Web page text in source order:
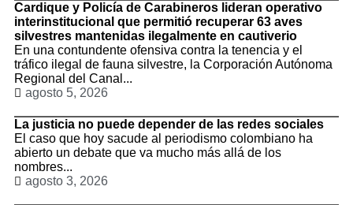
Cardique y Policía de Carabineros lideran operativo
interinstitucional que permitió recuperar 63 aves
silvestres mantenidas ilegalmente en cautiverio
En una contundente ofensiva contra la tenencia y el
tráfico ilegal de fauna silvestre, la Corporación Autónoma
Regional del Canal...
agosto 5, 2026
La justicia no puede depender de las redes sociales
El caso que hoy sacude al periodismo colombiano ha
abierto un debate que va mucho más allá de los
nombres...
agosto 3, 2026